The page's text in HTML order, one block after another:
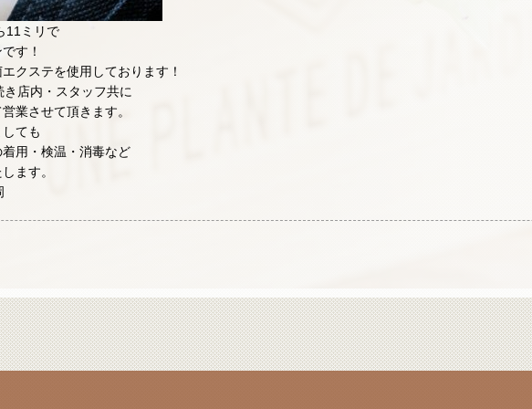
11ミリで
す！
クステを使用しております！
店内・スタッフ共に
業させて頂きます。
ても
用・検温・消毒など
ます。